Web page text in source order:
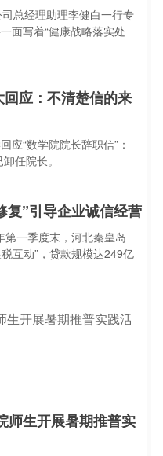
总经理助理李健白一行专
面写着“健康战略落实处
应：不清楚信的来
应“数学院院长辞职信”：
任院长。
复”引导企业诚信经营
一季度末，河北秦皇岛
互动”，贷款规模达249亿
师生开展暑期推普实